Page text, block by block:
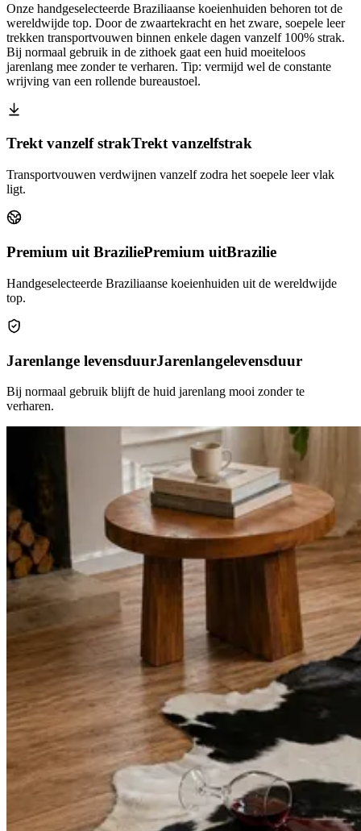
Onze handgeselecteerde Braziliaanse koeienhuiden behoren tot de
wereldwijde top. Door de zwaartekracht en het zware, soepele leer
trekken transportvouwen binnen enkele dagen vanzelf 100% strak.
Bij normaal gebruik in de zithoek gaat een huid moeiteloos
jarenlang mee zonder te verharen. Tip: vermijd wel de constante
wrijving van een rollende bureaustoel.
Trekt vanzelf strakTrekt vanzelfstrak
Transportvouwen verdwijnen vanzelf zodra het soepele leer vlak
ligt.
Premium uit BraziliePremium uitBrazilie
Handgeselecteerde Braziliaanse koeienhuiden uit de wereldwijde
top.
Jarenlange levensduurJarenlangelevensduur
Bij normaal gebruik blijft de huid jarenlang mooi zonder te
verharen.